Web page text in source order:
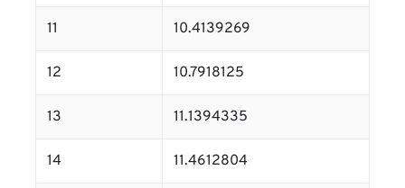
11 10.4139269
12 10.7918125
13 11.1394335
14 11.4612804